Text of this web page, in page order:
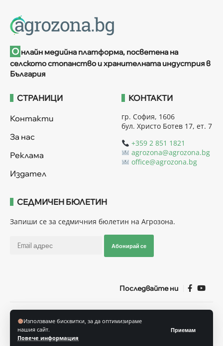
Използваме бисквитки, за да оптимизираме
нашия сайт.
Повече информация
Приемам
О нлайн медийна платформа, посветена на
селското стопанство и хранителната индустрия в
България
СТРАНИЦИ
Контакти
За нас
Реклама
Издател
КОНТАКТИ
гр. София, 1606
бул. Христо Ботев 17, ет. 7
+359 2 851 1821
agrozona@agrozona.bg
office@agrozona.bg
СЕДМИЧЕН БЮЛЕТИН
Запиши се за седмичния бюлетин на Агрозона.
Абонирай се
Последвайте ни
© Агрозона © 2011-2025 Всички права запазени
Политика за защита на личните данни